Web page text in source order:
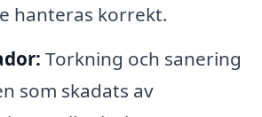
hanteras korrekt.
Torkning och sanering
som skadats av